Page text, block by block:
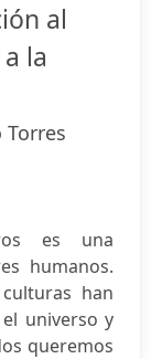
al
la
Torres
es una
humanos.
han
universo y
queremos